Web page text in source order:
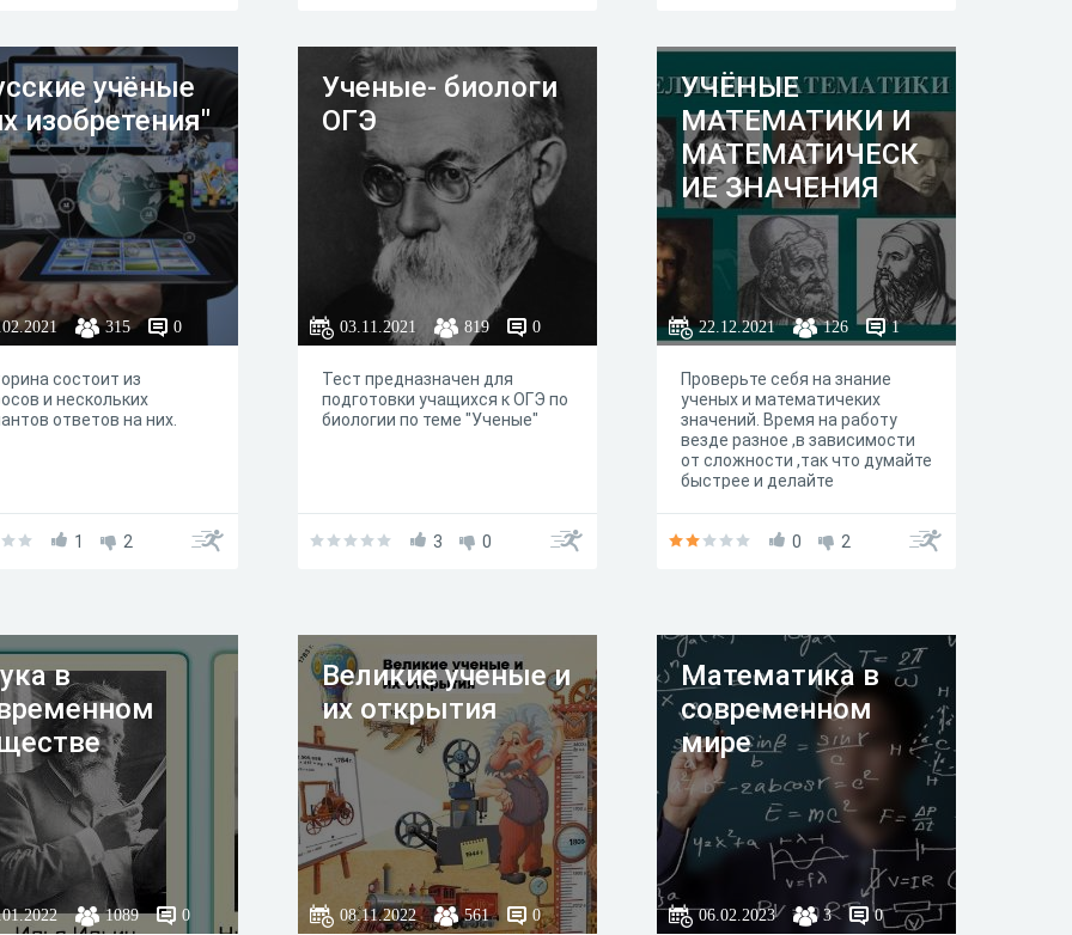
учёные
изобретения"
315 0
состоит из
и нескольких
ответов на них.
1 2
Ученые- биологи
ОГЭ
03.11.2021 819 0
Тест предназначен для
подготовки учащихся к ОГЭ по
биологии по теме "Ученые"
3 0
УЧЁНЫЕ
МАТЕМАТИКИ И
МАТЕМАТИЧЕСК
ИЕ ЗНАЧЕНИЯ
22.12.2021 126 1
Проверьте себя на знание
ученых и математичеких
значений. Время на работу
везде разное ,в зависимости
от сложности ,так что думайте
быстрее и делайте
0
2
в
1089 0
Великие ученые и
их открытия
08.11.2022 561 0
Математика в
современном
мире
06.02.2023 3 0